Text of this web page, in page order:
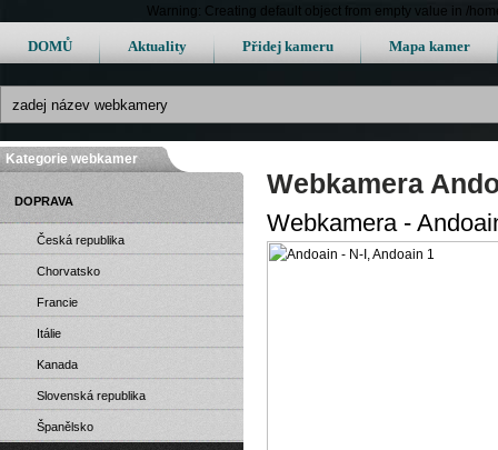
Warning: Creating default object from empty value in /
DOMŮ Aktuality Přidej kameru Mapa kamer
Webkamera
Webkamera -
Kategorie webkamer
DOPRAVA
Česká republika
Chorvatsko
Francie
Itálie
Kanada
Slovenská republika
Španělsko